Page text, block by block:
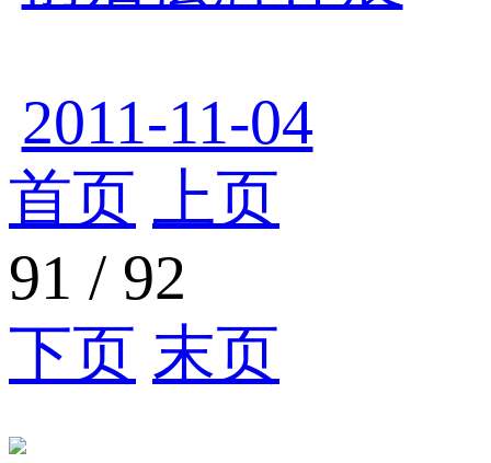
2011-11-04
首页 上页
91 / 92
下页 末页